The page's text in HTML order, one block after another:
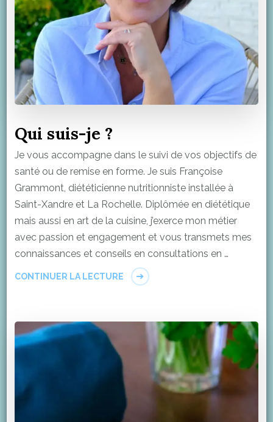
Qui suis-je ?
Je vous accompagne dans le suivi de vos objectifs de
santé ou de remise en forme. Je suis Françoise
Grammont, diététicienne nutritionniste installée à
Saint-Xandre et La Rochelle. Diplômée en diététique
mais aussi en art de la cuisine, j’exerce mon métier
avec passion et engagement et vous transmets mes
connaissances et conseils en consultations en …
CONTINUER LA LECTURE